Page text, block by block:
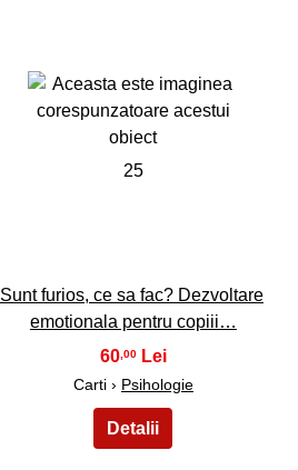
25
Sunt furios, ce sa fac? Dezvoltare
emotionala pentru copiii…
60,00
Carti › Psihologie